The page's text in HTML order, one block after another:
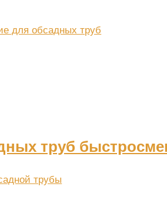
для обсадных труб
труб